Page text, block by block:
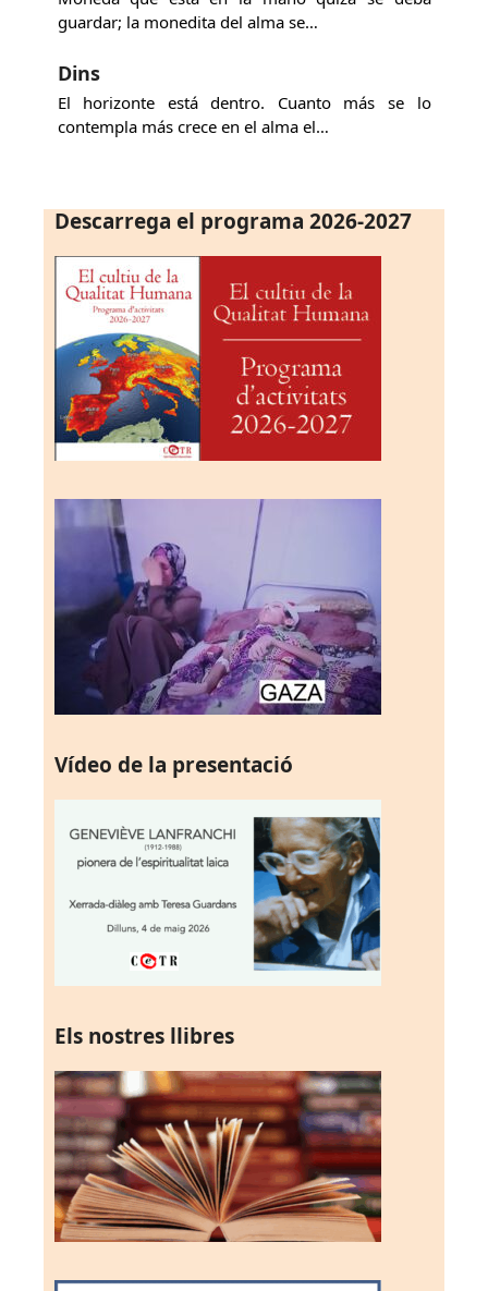
guardar; la monedita del alma se…
Dins
El horizonte está dentro. Cuanto más se lo
contempla más crece en el alma el…
Descarrega el programa 2026-2027
Vídeo de la presentació
Els nostres llibres